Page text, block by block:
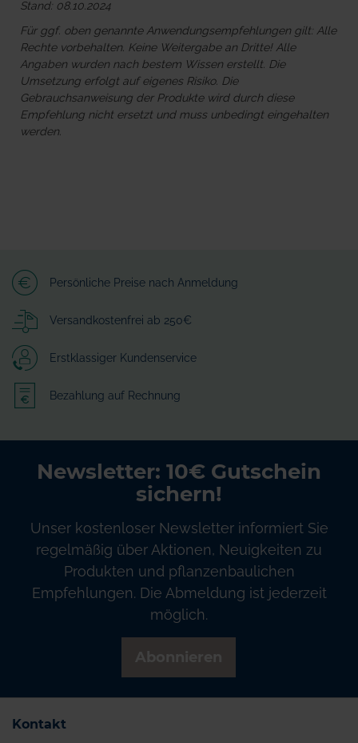
Stand: 08.10.2024
Für ggf. oben genannte Anwendungsempfehlungen gilt: Alle
Rechte vorbehalten. Keine Weitergabe an Dritte! Alle
Angaben wurden nach bestem Wissen erstellt. Die
Umsetzung erfolgt auf eigenes Risiko. Die
Gebrauchsanweisung der Produkte wird durch diese
Empfehlung nicht ersetzt und muss unbedingt eingehalten
werden.
Persönliche Preise nach Anmeldung
Versandkostenfrei ab 250€
Erstklassiger Kundenservice
Bezahlung auf Rechnung
Newsletter: 10€ Gutschein
sichern!
Unser kostenloser Newsletter informiert Sie
regelmäßig über Aktionen, Neuigkeiten zu
Produkten und pflanzenbaulichen
Empfehlungen. Die Abmeldung ist jederzeit
möglich.
Kontakt